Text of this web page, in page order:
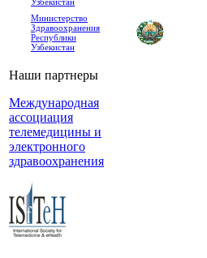
Министерство
Здравоохранения
Республики
Узбекистан
Наши партнеры
Международная
ассоциация
телемедицины и
электронного
здравоохранения